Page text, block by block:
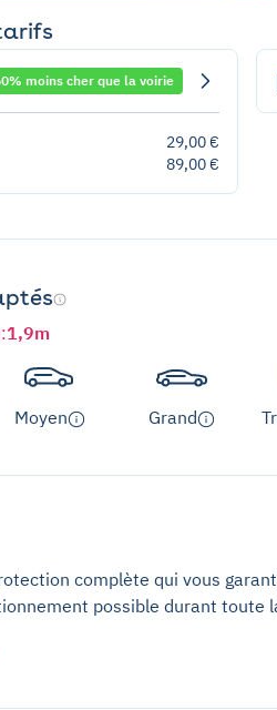
moins cher que la voirie
29,00 €
89,00 €
:1,9m
Moyen Grand
complète qui vous
possible durant toute